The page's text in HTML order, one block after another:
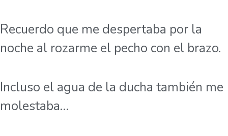
Recuerdo que me despertaba por la
noche al rozarme el pecho con el brazo.
Incluso el agua de la ducha también me
molestaba…